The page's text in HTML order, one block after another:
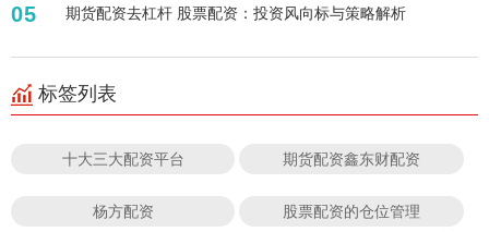
05 期货配资去杠杆 股票配资：投资风向标与策略解析
标签列表
十大三大配资平台 期货配资鑫东财配资
杨方配资 股票配资的仓位管理